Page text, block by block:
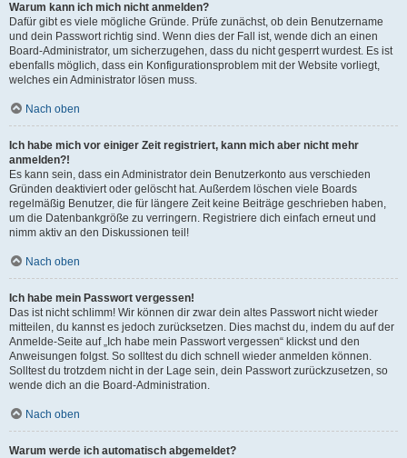
Warum kann ich mich nicht anmelden?
Dafür gibt es viele mögliche Gründe. Prüfe zunächst, ob dein Benutzername
und dein Passwort richtig sind. Wenn dies der Fall ist, wende dich an einen
Board-Administrator, um sicherzugehen, dass du nicht gesperrt wurdest. Es ist
ebenfalls möglich, dass ein Konfigurationsproblem mit der Website vorliegt,
welches ein Administrator lösen muss.
Nach oben
Ich habe mich vor einiger Zeit registriert, kann mich aber nicht mehr
anmelden?!
Es kann sein, dass ein Administrator dein Benutzerkonto aus verschieden
Gründen deaktiviert oder gelöscht hat. Außerdem löschen viele Boards
regelmäßig Benutzer, die für längere Zeit keine Beiträge geschrieben haben,
um die Datenbankgröße zu verringern. Registriere dich einfach erneut und
nimm aktiv an den Diskussionen teil!
Nach oben
Ich habe mein Passwort vergessen!
Das ist nicht schlimm! Wir können dir zwar dein altes Passwort nicht wieder
mitteilen, du kannst es jedoch zurücksetzen. Dies machst du, indem du auf der
Anmelde-Seite auf „Ich habe mein Passwort vergessen“ klickst und den
Anweisungen folgst. So solltest du dich schnell wieder anmelden können.
Solltest du trotzdem nicht in der Lage sein, dein Passwort zurückzusetzen, so
wende dich an die Board-Administration.
Nach oben
Warum werde ich automatisch abgemeldet?